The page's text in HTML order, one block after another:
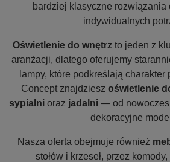
bardziej klasyczne rozwiązania
indywidualnych
Oświetlenie do wnętrzto jeden z
aranżacji, dlatego oferujemy
lampy, które podkreślają charakter
Concept znajdziesz oświetlenie
sypialni oraz jadalni — od
dekoracyjne
Nasza oferta obejmuje również
stołów i krzeseł, przez